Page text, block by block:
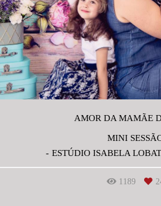
AMOR DA MAMÃE
MINI
ESTÚDIO ISABELA
1189